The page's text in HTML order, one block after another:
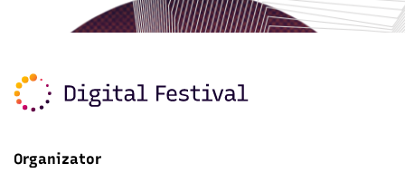
Organizator